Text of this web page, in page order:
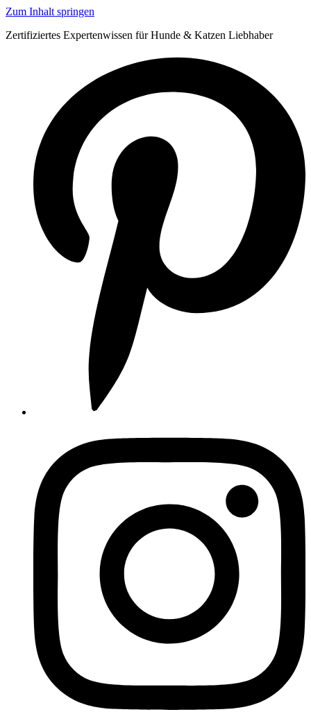
Zum Inhalt springen
Zertifiziertes Expertenwissen für Hunde & Katzen Liebhaber